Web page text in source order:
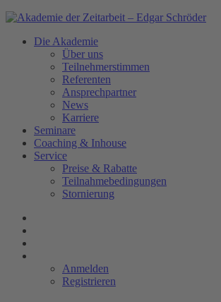
Die Akademie
Über uns
Teilnehmerstimmen
Referenten
Ansprechpartner
News
Karriere
Seminare
Coaching & Inhouse
Service
Preise & Rabatte
Teilnahmebedingungen
Stornierung
Anmelden
Registrieren